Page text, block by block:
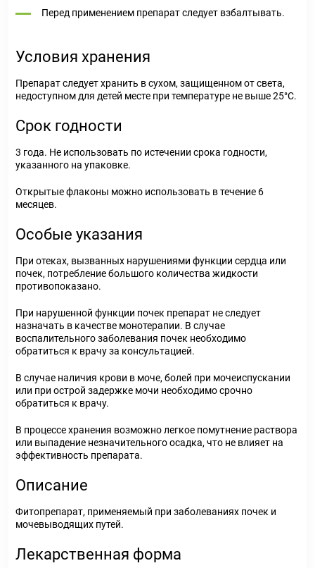
Перед применением препарат следует взбалтывать.
Условия хранения
Препарат следует хранить в сухом, защищенном от света,
недоступном для детей месте при температуре не выше 25°C.
Срок годности
3 года. Не использовать по истечении срока годности,
указанного на упаковке.
Открытые флаконы можно использовать в течение 6
месяцев.
Особые указания
При отеках, вызванных нарушениями функции сердца или
почек, потребление большого количества жидкости
противопоказано.
При нарушенной функции почек препарат не следует
назначать в качестве монотерапии. В случае
воспалительного заболевания почек необходимо
обратиться к врачу за консультацией.
В случае наличия крови в моче, болей при мочеиспускании
или при острой задержке мочи необходимо срочно
обратиться к врачу.
В процессе хранения возможно легкое помутнение раствора
или выпадение незначительного осадка, что не влияет на
эффективность препарата.
Описание
Фитопрепарат, применяемый при заболеваниях почек и
мочевыводящих путей.
Лекарственная форма